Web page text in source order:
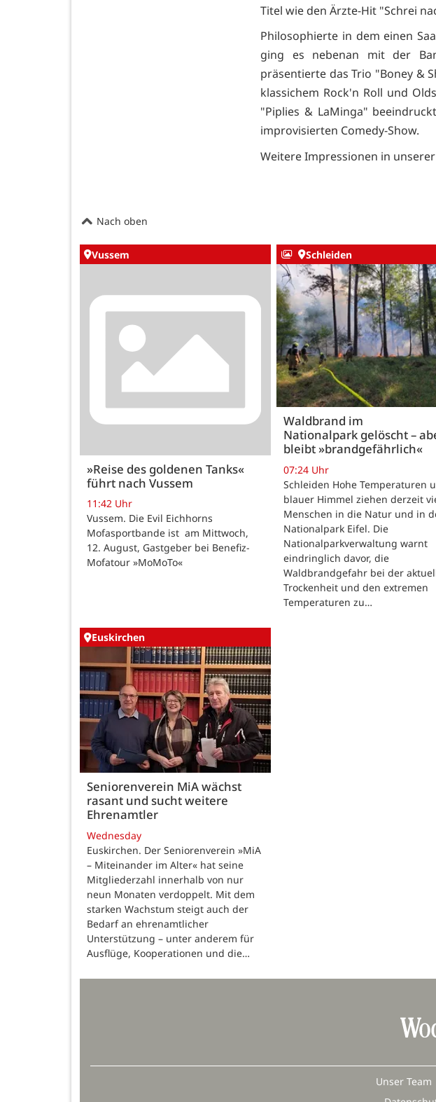
Titel wie den Ärzte-Hit "Schrei
Philosophierte in dem einen
ging es nebenan mit der
präsentierte das Trio "Boney &
klassichem Rock'n Roll und
"Piplies & LaMinga"
improvisierten Comedy-Show.
Weitere Impressionen in
Nach oben
Vussem
»Reise des goldenen Tanks«
führt nach Vussem
11:42 Uhr
Vussem. Die Evil Eichhorns
Mofasportbande ist am Mittwoch,
12. August, Gastgeber bei Benefiz-
Mofatour »MoMoTo«
Schleiden
Waldbrand im
Nationalpark gelöscht –
bleibt »brandgefährlich«
07:24 Uhr
Schleiden Hohe Temperaturen
blauer Himmel ziehen derzeit
Menschen in die Natur und in
Nationalpark Eifel. Die
Nationalparkverwaltung warnt
eindringlich davor, die
Waldbrandgefahr bei der
Trockenheit und den extremen
Temperaturen zu…
Euskirchen
Seniorenverein MiA wächst
rasant und sucht weitere
Ehrenamtler
Wednesday
Euskirchen. Der Seniorenverein »MiA
– Miteinander im Alter« hat seine
Mitgliederzahl innerhalb von nur
neun Monaten verdoppelt. Mit dem
starken Wachstum steigt auch der
Bedarf an ehrenamtlicher
Unterstützung – unter anderem für
Ausflüge, Kooperationen und die…
Unser Team